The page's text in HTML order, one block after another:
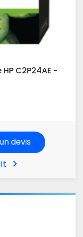
C2P24AE -
devis
chevron_right